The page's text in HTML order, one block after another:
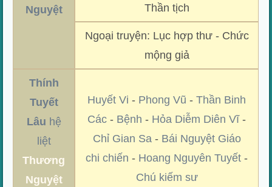
Nguyệt
Thần tịch
Ngoại truyện: Lục hợp thư - Chức
mộng giả
Thính
Tuyết
Lâu hệ
liệt
Thương
Nguyệt
Huyết Vi - Phong Vũ -Thần Binh
Các - Bệnh - Hỏa Diễm Diên Vĩ-
Chỉ Gian Sa- Bái Nguyệt Giáo
chi chiến - Hoang Nguyên Tuyết -
Chú kiếm sư